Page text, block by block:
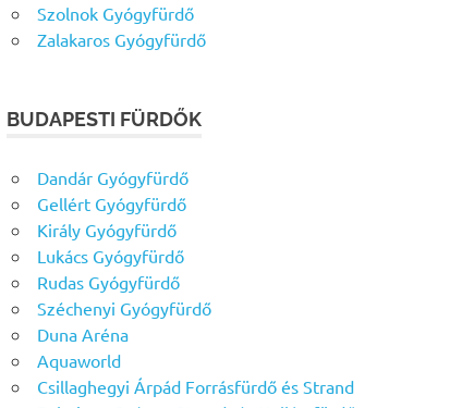
Szolnok Gyógyfürdő
Zalakaros Gyógyfürdő
BUDAPESTI FÜRDŐK
Dandár Gyógyfürdő
Gellért Gyógyfürdő
Király Gyógyfürdő
Lukács Gyógyfürdő
Rudas Gyógyfürdő
Széchenyi Gyógyfürdő
Duna Aréna
Aquaworld
Csillaghegyi Árpád Forrásfürdő és Strand